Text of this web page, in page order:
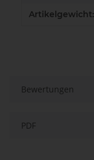
Artikelgewicht:
Bewertungen
PDF